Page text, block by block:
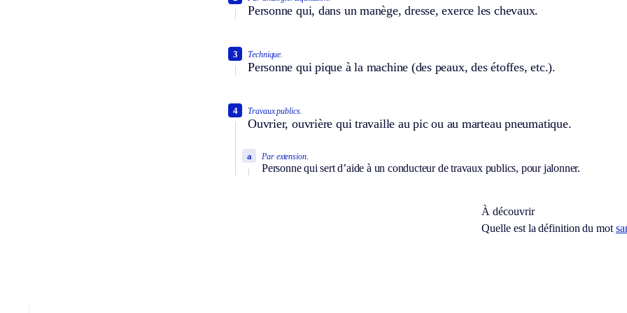
Personne qui, dans un manège, dresse, exerce les chevaux.
Technique.
Personne qui pique à la machine (des peaux, des étoffes, etc.).
3
Travaux publics.
Ouvrier, ouvrière qui travaille au pic ou au marteau pneumatique.
4
Par extension.
Personne qui sert d’aide à un conducteur de travaux publics, pour jalonner.
a
À découvrir
Quelle est la définition du mot